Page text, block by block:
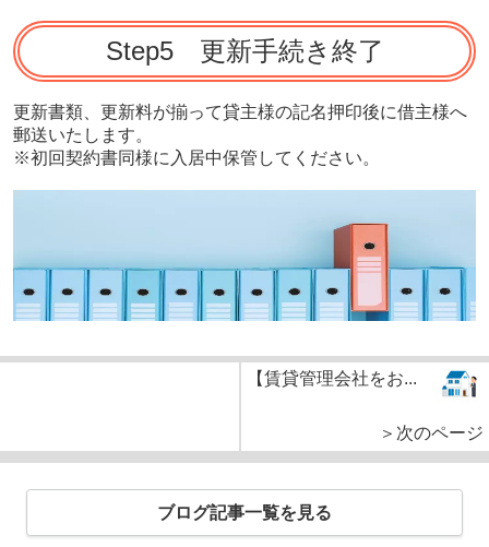
Step5 更新手続き終了
更新書類、更新料が揃って貸主様の記名押印後に借主様へ
郵送いたします。
※初回契約書同様に入居中保管してください。
【賃貸管理会社をお...
＞次のページ
ブログ記事一覧を見る